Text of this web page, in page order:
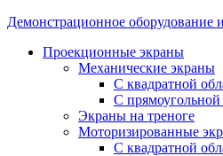
Демонстрационное оборудование
Проекционные экраны
Механические экраны
С квадратной
С прямоугольной
Экраны на треноге
Моторизированные
С квадратной